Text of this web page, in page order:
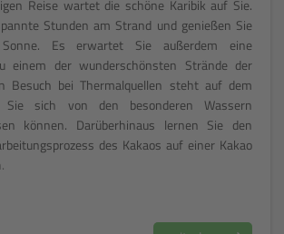
Reise wartet die schöne Karibik auf Sie.
Stunden am Strand und genießen Sie
Es erwartet Sie außerdem eine
einem der wunderschönsten Strände der
Besuch bei Thermalquellen steht auf dem
Sie sich von den besonderen Wassern
können. Darüberhinaus lernen Sie den
des Kakaos auf einer Kakao